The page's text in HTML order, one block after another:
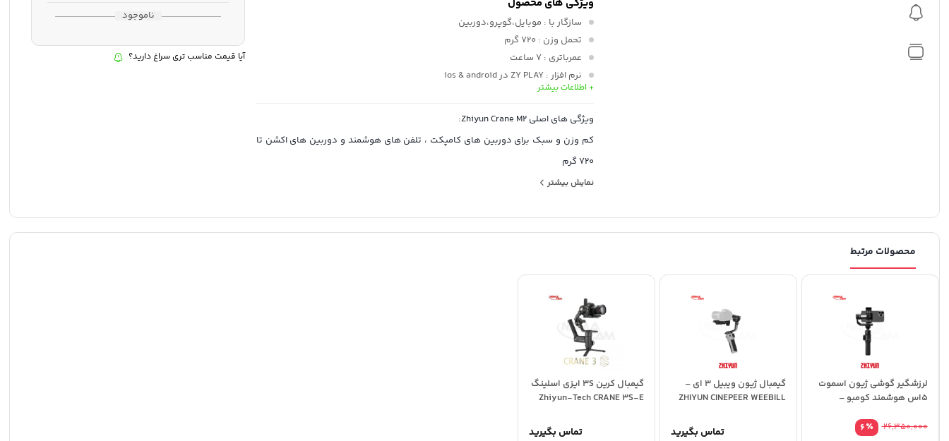
ویژگی های محصول
سازگار با : موبایل،گوپرو،دوربین
تحمل وزن : 720 گرم
عمرباتری : 7 ساعت
نرم افزار : ZY PLAY در ios & android
امکانات: تایم لپس،پاناروما،حرکت آهسته+ اطلاعات بیشتر
ویژگی های اصلی Zhiyun Crane M2:
کم وزن و سبک برای دوربین های کامپکت ، تلفن های هوشمند و دوربین های اکشن تا
720 گرم
حرکت 360 درجه ، شیب 310 درجه و چرخش رول 324 درجه
سیستم نصب دوربین سریع
علائم مقیاس و قفل حافظه برای تعادل
بند دستی ، مینی سه پایه و سایر لوازم جانبی گنجانده شده است
نمایش بیشتر
ناموجود
آیا قیمت مناسب تری سراغ دارید؟
محصولات مرتبط
لرزشگیر گوشی ژیون اسموت
5اس هوشمند کومبو –
٪6 26,350,000
گیمبال ژیون ویبیل 3 ای –
ZHIYUN CINEPEER WEEBILL
تماس بگیرید
گیمبال کرین 3S ایزی اسلینگ
Zhiyun-Tech CRANE 3S-E
تماس بگیرید